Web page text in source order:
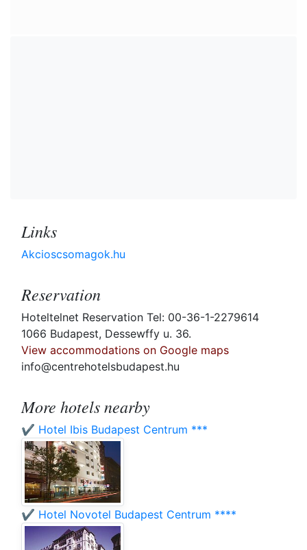
Links
Akcioscsomagok.hu
Reservation
Hoteltelnet Reservation Tel: 00-36-1-2279614
1066 Budapest, Dessewffy u. 36.
View accommodations on Google maps
info@centrehotelsbudapest.hu
More hotels nearby
✔️ Hotel Ibis Budapest Centrum ***
✔️ Hotel Novotel Budapest Centrum ****